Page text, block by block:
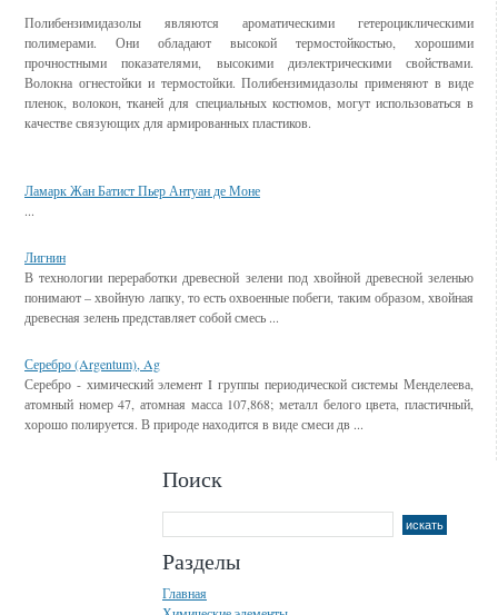
Полибензимидазолы являются ароматическими гетероциклическими
полимерами. Они обладают высокой термостойкостью, хорошими
прочностными показателями, высокими диэлектрическими свойствами.
Волокна огнестойки и термостойки. Полибензимидазолы применяют в виде
пленок, волокон, тканей для специальных костюмов, могут использоваться в
качестве связующих для армированных пластиков.
Ламарк Жан Батист Пьер Антуан де Моне
...
Лигнин
В технологии переработки древесной зелени под хвойной древесной зеленью
понимают – хвойную лапку, то есть охвоенные побеги, таким образом, хвойная
древесная зелень представляет собой смесь ...
Серебро (Argentum), Ag
Серебро - химический элемент I группы периодической системы Менделеева,
атомный номер 47, атомная масса 107,868; металл белого цвета, пластичный,
хорошо полируется. В природе находится в виде смеси дв ...
Поиск
Разделы
Главная